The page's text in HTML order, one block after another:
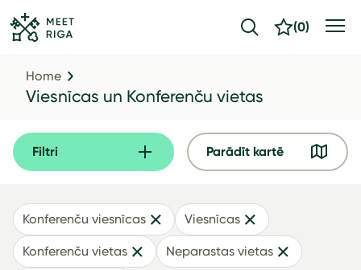
(0)
Home
Viesnīcas un Konferenču vietas
Filtri Parādīt kartē
Konferenču viesnīcas Viesnīcas
Konferenču vietas Neparastas vietas